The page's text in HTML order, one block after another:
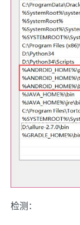
检测：